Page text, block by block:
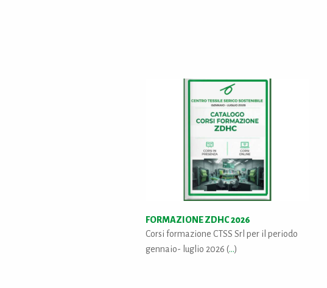
FORMAZIONE ZDHC 2026
Corsi formazione CTSS Srl per il periodo
gennaio- luglio 2026 (...)